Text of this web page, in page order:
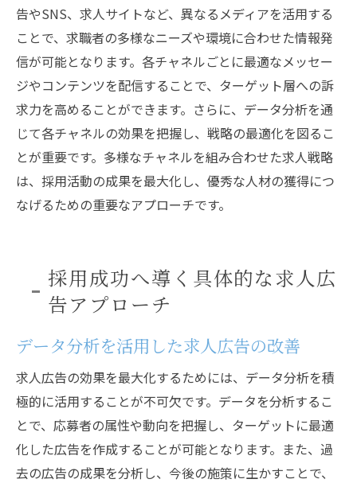
告やSNS、求人サイトなど、異なるメディアを活用する
ことで、求職者の多様なニーズや環境に合わせた情報発
信が可能となります。各チャネルごとに最適なメッセー
ジやコンテンツを配信することで、ターゲット層への訴
求力を高めることができます。さらに、データ分析を通
じて各チャネルの効果を把握し、戦略の最適化を図るこ
とが重要です。多様なチャネルを組み合わせた求人戦略
は、採用活動の成果を最大化し、優秀な人材の獲得につ
なげるための重要なアプローチです。
採用成功へ導く具体的な求人広
告アプローチ
データ分析を活用した求人広告の改善
求人広告の効果を最大化するためには、データ分析を積
極的に活用することが不可欠です。データを分析するこ
とで、応募者の属性や動向を把握し、ターゲットに最適
化した広告を作成することが可能となります。また、過
去の広告の成果を分析し、今後の施策に生かすことで、